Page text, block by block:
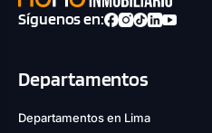
Síguenos en:
Departamentos
Departamentos en Lima